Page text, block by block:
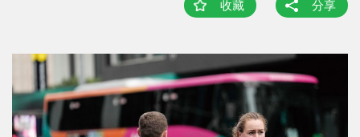
收藏 分享